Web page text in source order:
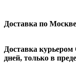
Доставка по
Доставка
дней, только в